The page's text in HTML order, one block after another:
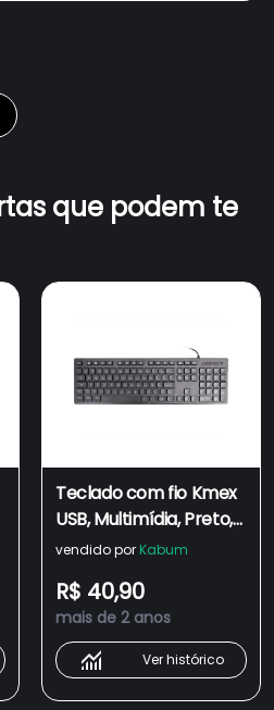
que podem te
Teclado com fio Kmex
USB, Multimídia, Preto,
ABNT2 - KM-D628
vendido por Kabum
R$ 40,90
mais de 2 anos
Ver histórico